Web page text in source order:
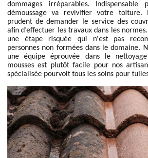
dommages irréparables.
démoussage va revivifier votre toiture.
prudent de demander le service des
afin d’effectuer les travaux dans les
une étape risquée qui n'est pas
personnes non formées dans le domaine.
une équipe éprouvée dans le
mousses est plutôt facile pour nos
spécialisée pourvoit tous les soins pour